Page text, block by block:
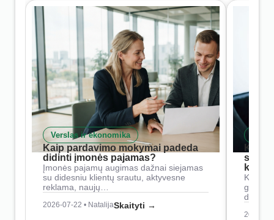
Verslas ir ekonomika
Kaip pardavimo mokymai padeda
didinti įmonės pajamas?
Įmonės pajamų augimas dažnai siejamas
su didesniu klientų srautu, aktyvesne
reklama, naujų…
2026-07-22 • NatalijaSkaityti →
Kaip
2026-